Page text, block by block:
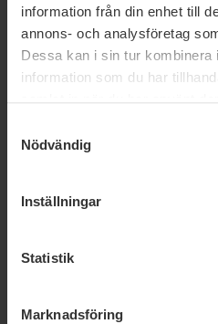
information från din enhet till
annons- och analysföretag
Dessa kan i sin tur kombinera
information som du har
Nödvändig
Inställningar
Statistik
Marknadsföring